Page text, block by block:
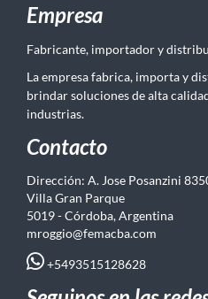
Empresa
Fabricante, importador y
La empresa fabrica, importa y
brindar soluciones de alta
industrias.
Contacto
Dirección: A. Jose Posanzini
Villa Gran Parque
5019 - Córdoba, Argentina
mroggio@femacba.com
+5493515128628